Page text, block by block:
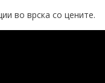
во врска со цените.